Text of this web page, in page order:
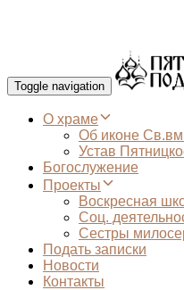
Toggle navigation
О храме
Об иконе
Устав
Богослужение
Проекты
Воскресная
Соц.
Сестры
Подать записки
Новости
Контакты